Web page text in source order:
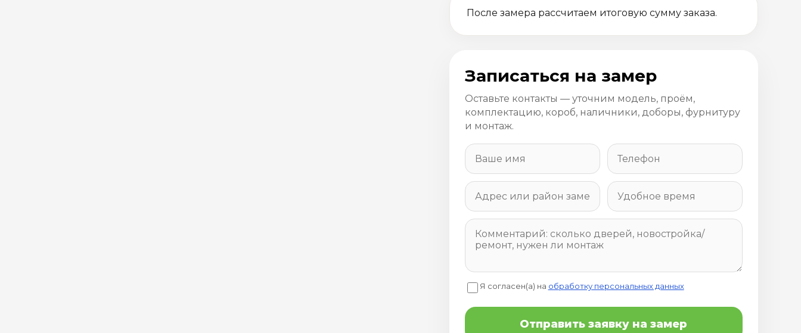
После замера рассчитаем итоговую сумму заказа.
Записаться на замер
Оставьте контакты — уточним модель, проём,
комплектацию, короб, наличники, доборы, фурнитуру
и монтаж.
Я согласен(а) на обработку персональных данных
Отправить заявку на замер